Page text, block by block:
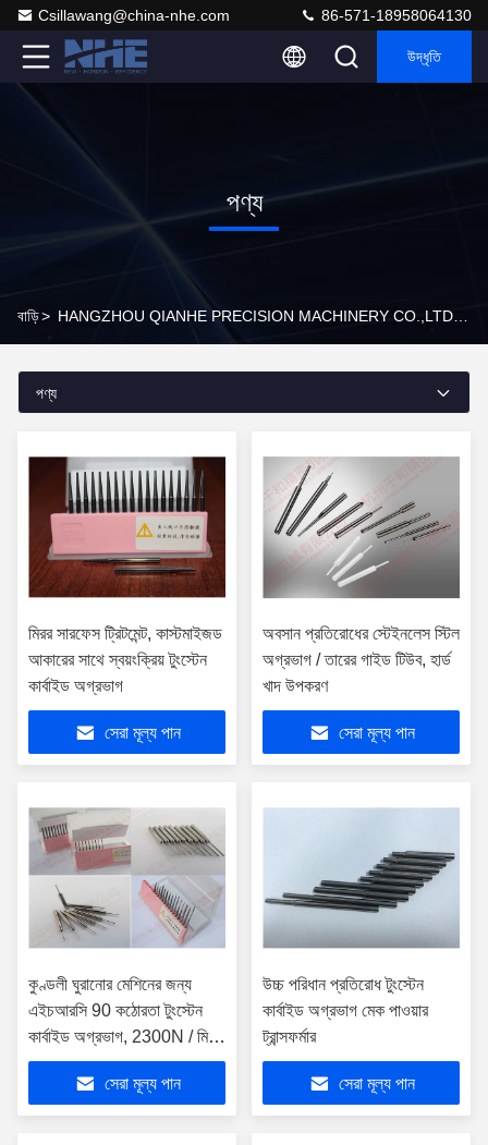
Csillawang@china-nhe.com 86-571-18958064130
উদ্ধৃতি
পণ্য
বাড়ি>
পণ্য
মিরর সারফেস ট্রিটমেন্ট, কাস্টমাইজড
আকারের সাথে স্বয়ংক্রিয় টুংস্টেন
কার্বাইড অগ্রভাগ
সেরা মূল্য পান
অবসান প্রতিরোধের স্টেইনলেস স্টিল
অগ্রভাগ / তারের গাইড টিউব, হার্ড
খাদ উপকরণ
সেরা মূল্য পান
কুণ্ডলী ঘুরানোর মেশিনের জন্য
এইচআরসি 90 কঠোরতা টুংস্টেন
কার্বাইড অগ্রভাগ, 2300N / মিমি
ওভার
সেরা মূল্য পান
উচ্চ পরিধান প্রতিরোধ টুংস্টেন
কার্বাইড অগ্রভাগ মেক পাওয়ার
ট্রান্সফর্মার
সেরা মূল্য পান